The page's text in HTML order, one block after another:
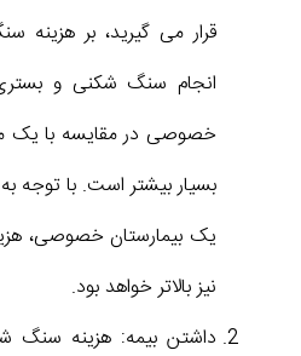
قرار می گیرید، بر هزینه
انجام سنگ شکنی و
خصوصی در مقایسه با یک
بسیار بیشتر است. با توجه به
یک بیمارستان خصوصی،
نیز بالاتر خواهد بود.
داشتن بیمه: هزینه سنگ